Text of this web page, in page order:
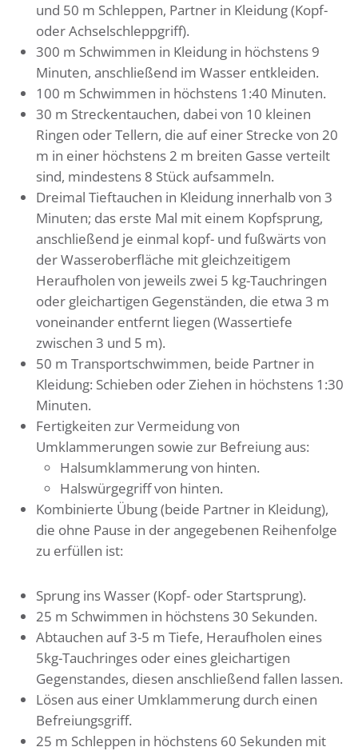
und 50 m Schleppen, Partner in Kleidung (Kopf-
oder Achselschleppgriff).
300 m Schwimmen in Kleidung in höchstens 9
Minuten, anschließend im Wasser entkleiden.
100 m Schwimmen in höchstens 1:40 Minuten.
30 m Streckentauchen, dabei von 10 kleinen
Ringen oder Tellern, die auf einer Strecke von 20
m in einer höchstens 2 m breiten Gasse verteilt
sind, mindestens 8 Stück aufsammeln.
Dreimal Tieftauchen in Kleidung innerhalb von 3
Minuten; das erste Mal mit einem Kopfsprung,
anschließend je einmal kopf- und fußwärts von
der Wasseroberfläche mit gleichzeitigem
Heraufholen von jeweils zwei 5 kg-Tauchringen
oder gleichartigen Gegenständen, die etwa 3 m
voneinander entfernt liegen (Wassertiefe
zwischen 3 und 5 m).
50 m Transportschwimmen, beide Partner in
Kleidung: Schieben oder Ziehen in höchstens 1:30
Minuten.
Fertigkeiten zur Vermeidung von
Umklammerungen sowie zur Befreiung aus:
Halsumklammerung von hinten.
Halswürgegriff von hinten.
Kombinierte Übung (beide Partner in Kleidung),
die ohne Pause in der angegebenen Reihenfolge
zu erfüllen ist:
Sprung ins Wasser (Kopf- oder Startsprung).
25 m Schwimmen in höchstens 30 Sekunden.
Abtauchen auf 3-5 m Tiefe, Heraufholen eines
5kg-Tauchringes oder eines gleichartigen
Gegenstandes, diesen anschließend fallen lassen.
Lösen aus einer Umklammerung durch einen
Befreiungsgriff.
25 m Schleppen in höchstens 60 Sekunden mit